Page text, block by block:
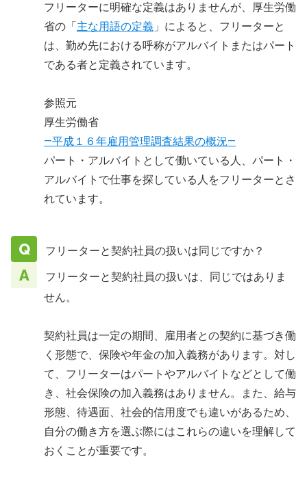
フリーターに明確な定義はありませんが、厚生労働
省の「 主な用語の定義 」によると、フリーターと
は、勤め先における呼称がアルバイトまたはパート
である者と定義されています。
参照元
厚生労働省
―平成１６年雇用管理調査結果の概況―
パート・アルバイトとして働いている人、パート・
アルバイトで仕事を探している人をフリーターとさ
れています。
フリーターと契約社員の扱いは同じですか？
フリーターと契約社員の扱いは、同じではありま
せん。
契約社員は一定の期間、雇用者との契約に基づき働
く形態で、保険や年金の加入義務があります。対し
て、フリーターはパートやアルバイトなどとして働
き、社会保険の加入義務はありません。また、給与
形態、待遇面、社会的信用度でも違いがあるため、
自分の働き方を選ぶ際にはこれらの違いを理解して
おくことが重要です。